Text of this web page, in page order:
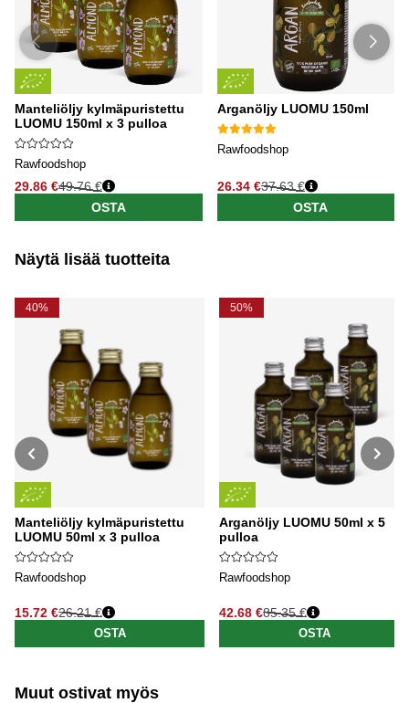
Manteliöljy kylmäpuristettu
LUOMU 150ml x 3 pulloa
Rawfoodshop
29.86 €49.76 €
OSTA
Arganöljy LUOMU 150ml
Rawfoodshop
26.34 €37.63 €
OSTA
Näytä lisää tuotteita
40%
Manteliöljy kylmäpuristettu
LUOMU 50ml x 3 pulloa
Rawfoodshop
15.72 €
Normaali hinta
26.21 €
OSTA
50%
Arganöljy LUOMU 50ml x 5
pulloa
Rawfoodshop
42.68 €
Normaali hinta
85.35 €
OSTA
Muut ostivat myös